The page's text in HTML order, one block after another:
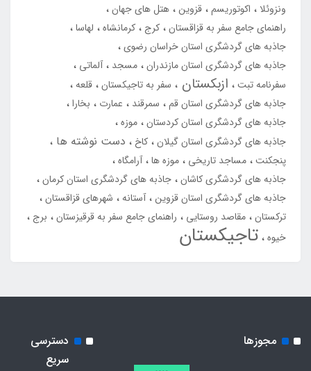
ونزوئلا اکوتوریسم قزوین هتل های جهان
راهنمای جامع سفر به قزاقستان کرج کرمانشاه
لهاسا
جاذبه های گردشگری استان خراسان رضوی
جاذبه های گردشگری استان مازندران مسجد
آلماتی
سفرنامه تبت
ازبکستان سفر به تاجیکستان قلعه
جاذبه های گردشگری استان قم
سمرقند عمارت
بخارا
جاذبه های گردشگری استان کردستان موزه
جاذبه های گردشگری استان گیلان کاخ دست نوشته ها
پنجکنت مساجد تاریخی موزه ها آرامگاه
جاذبه های گردشگری کاشان جاذبه های گردشگری استان کرمان
جاذبه های گردشگری استان قزوین آستانه
شهرهای قزاقستان
ترکستان مقاصد روستایی راهنمای جامع سفر به قرقیزستان
برج
خیوه تاجیکستان
مجوزها
دسترسی
سریع